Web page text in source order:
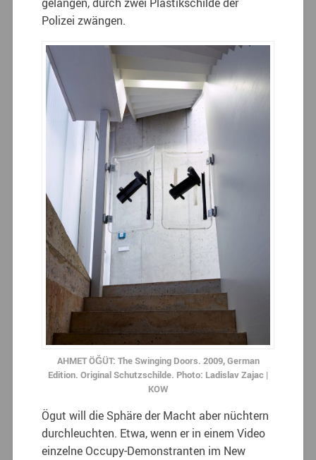
gelangen, durch zwei Plastikschilde der
Polizei zwängen.
AHMET ÖĞÜT: The Swinging Doors. 2009, German
Edition. Original Schutzschilde. Photo: Ladislav Zajac |
KOW
Ögut will die Sphäre der Macht aber nüchtern
durchleuchten. Etwa, wenn er in einem Video
einzelne Occupy-Demonstranten im New